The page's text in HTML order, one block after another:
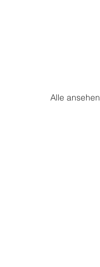
Alle ansehen